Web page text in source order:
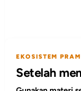
EKOSISTEM
Setelah